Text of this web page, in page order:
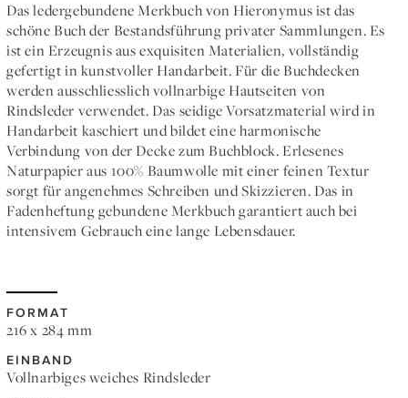
Das ledergebundene Merkbuch von Hieronymus ist das
schöne Buch der Bestandsführung privater Sammlungen. Es
ist ein Erzeugnis aus exquisiten Materialien, vollständig
gefertigt in kunstvoller Handarbeit. Für die Buchdecken
werden ausschliesslich vollnarbige Hautseiten von
Rindsleder verwendet. Das seidige Vorsatzmaterial wird in
Handarbeit kaschiert und bildet eine harmonische
Verbindung von der Decke zum Buchblock. Erlesenes
Naturpapier aus 100% Baumwolle mit einer feinen Textur
sorgt für angenehmes Schreiben und Skizzieren. Das in
Fadenheftung gebundene Merkbuch garantiert auch bei
intensivem Gebrauch eine lange Lebensdauer.
FORMAT
216 x 284 mm
EINBAND
Vollnarbiges weiches Rindsleder